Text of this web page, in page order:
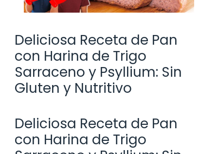
Deliciosa Receta de Pan
con Harina de Trigo
Sarraceno y Psyllium: Sin
Gluten y Nutritivo
Deliciosa Receta de Pan
con Harina de Trigo